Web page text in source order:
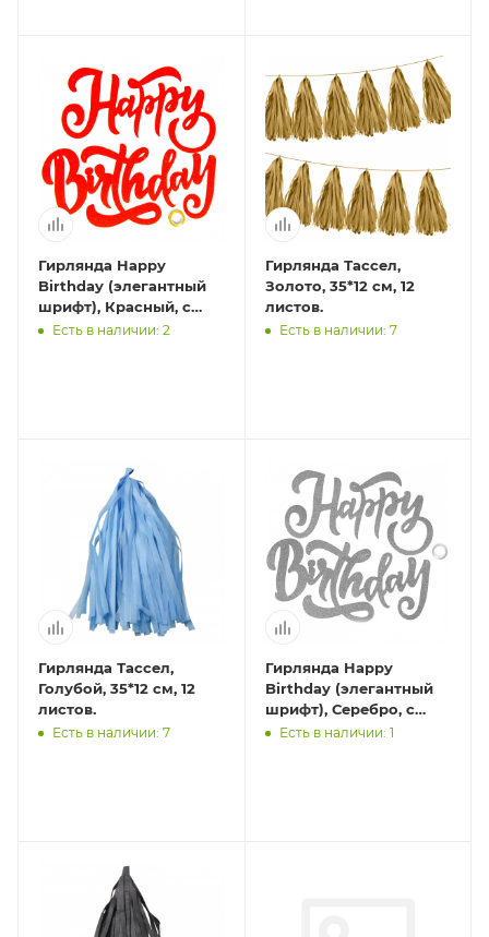
Гирлянда Happy
Birthday (элегантный
шрифт), Красный, с
блестками, 20*100 см, 1
Есть в наличии: 2
Гирлянда Тассел,
Золото, 35*12 см, 12
листов.
Есть в наличии: 7
Гирлянда Тассел,
Голубой, 35*12 см, 12
листов.
Есть в наличии: 7
Гирлянда Happy
Birthday (элегантный
шрифт), Серебро, с
блестками, 20*100 см, 1
Есть в наличии: 1